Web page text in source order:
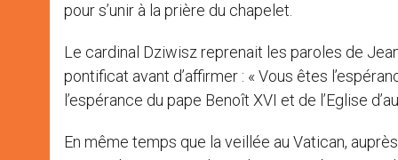
pour s’unir à la prière du chapelet.
Le cardinal Dziwisz reprenait les paroles de
pontificat avant d’affirmer : « Vous êtes
l’espérance du pape Benoît XVI et de l’Eglise
En même temps que la veillée au Vatican,